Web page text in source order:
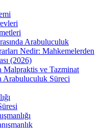
Arabuluculuk
Nedir: Mahkemelerden
(2026)
Malpraktis ve Tazminat
Arabuluculuk Süreci